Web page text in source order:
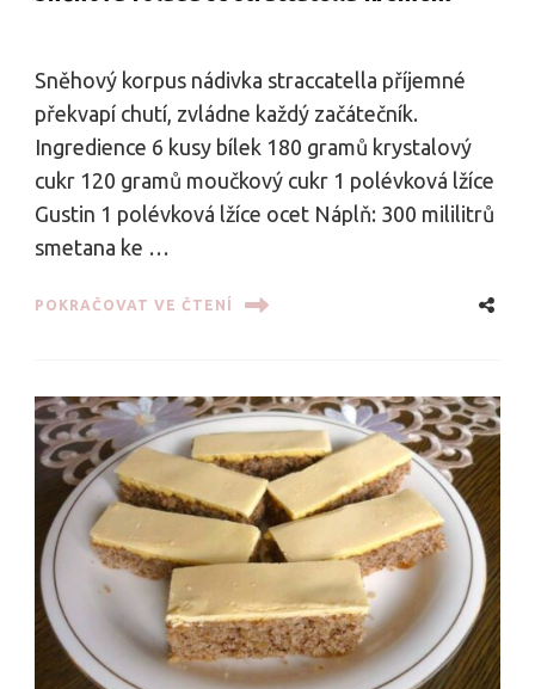
Sněhový korpus nádivka straccatella příjemné
překvapí chutí, zvládne každý začátečník.
Ingredience 6 kusy bílek 180 gramů krystalový
cukr 120 gramů moučkový cukr 1 polévková lžíce
Gustin 1 polévková lžíce ocet Náplň: 300 mililitrů
smetana ke …
POKRAČOVAT VE ČTENÍ